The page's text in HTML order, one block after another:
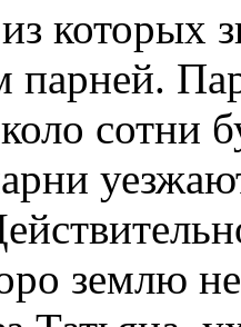
которых
сотни
землю